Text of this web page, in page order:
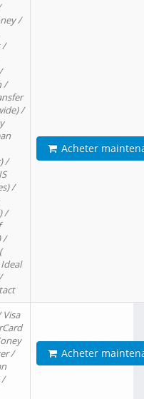
/
/
/
/
/
/
/
/
Acheter
Visa
/
/
Acheter